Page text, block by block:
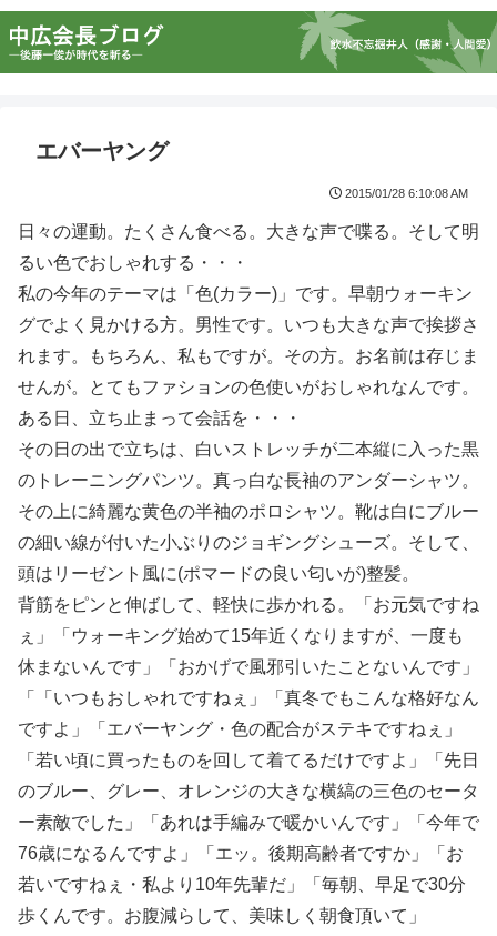
エバーヤング
2015/01/28 6:10:08 AM
日々の運動。たくさん食べる。大きな声で喋る。そして明
るい色でおしゃれする・・・
私の今年のテーマは「色(カラー)」です。早朝ウォーキン
グでよく見かける方。男性です。いつも大きな声で挨拶さ
れます。もちろん、私もですが。その方。お名前は存じま
せんが。とてもファションの色使いがおしゃれなんです。
ある日、立ち止まって会話を・・・
その日の出で立ちは、白いストレッチが二本縦に入った黒
のトレーニングパンツ。真っ白な長袖のアンダーシャツ。
その上に綺麗な黄色の半袖のポロシャツ。靴は白にブルー
の細い線が付いた小ぶりのジョギングシューズ。そして、
頭はリーゼント風に(ポマードの良い匂いが)整髪。
背筋をピンと伸ばして、軽快に歩かれる。「お元気ですね
ぇ」「ウォーキング始めて15年近くなりますが、一度も
休まないんです」「おかげで風邪引いたことないんです」
「「いつもおしゃれですねぇ」「真冬でもこんな格好なん
ですよ」「エバーヤング・色の配合がステキですねぇ」
「若い頃に買ったものを回して着てるだけですよ」「先日
のブルー、グレー、オレンジの大きな横縞の三色のセータ
ー素敵でした」「あれは手編みで暖かいんです」「今年で
76歳になるんですよ」「エッ。後期高齢者ですか」「お
若いですねぇ・私より10年先輩だ」「毎朝、早足で30分
歩くんです。お腹減らして、美味しく朝食頂いて」